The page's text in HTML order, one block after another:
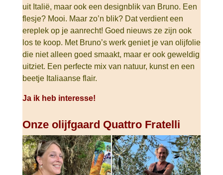
uit Italië, maar ook een designblik van Bruno. Een
flesje? Mooi. Maar zo’n blik? Dat verdient een
ereplek op je aanrecht! Goed nieuws ze zijn ook
los te koop. Met Bruno’s werk geniet je van olijfolie
die niet alleen goed smaakt, maar er ook geweldig
uitziet. Een perfecte mix van natuur, kunst en een
beetje Italiaanse flair.
Ja ik heb interesse!
Onze olijfgaard Quattro Fratelli